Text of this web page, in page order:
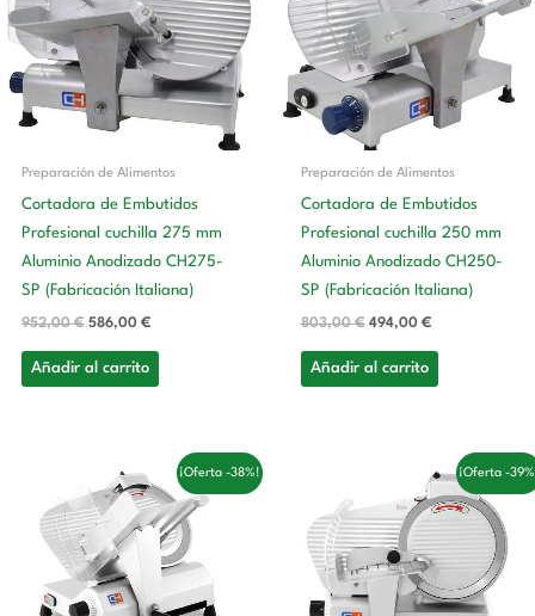
Preparación de Alimentos
Cortadora de Embutidos
Profesional cuchilla 275 mm
Aluminio Anodizado CH275-
SP (Fabricación Italiana)
952,00€
era:
952,00 €.
586,00 €
es:
586,00 €.
Añadir al carrito
Preparación de Alimentos
Cortadora de Embutidos
Profesional cuchilla 250 mm
Aluminio Anodizado CH250-
SP (Fabricación Italiana)
803,00€
era:
803,00 €.
494,00 €
es:
494,00 €.
Añadir al carrito
¡Oferta -38%!
precio
original
era:
801,00 €.
precio
actual
es:
493,00 €.
¡Oferta -
original
era:
506,00 €.
precio
actual
311,00 €.